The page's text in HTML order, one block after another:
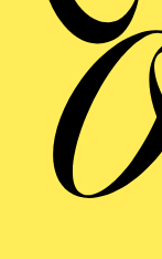
PHILHARMONIE
Friday
04.09.2026
20:00 - 23:00
Alfried Krupp